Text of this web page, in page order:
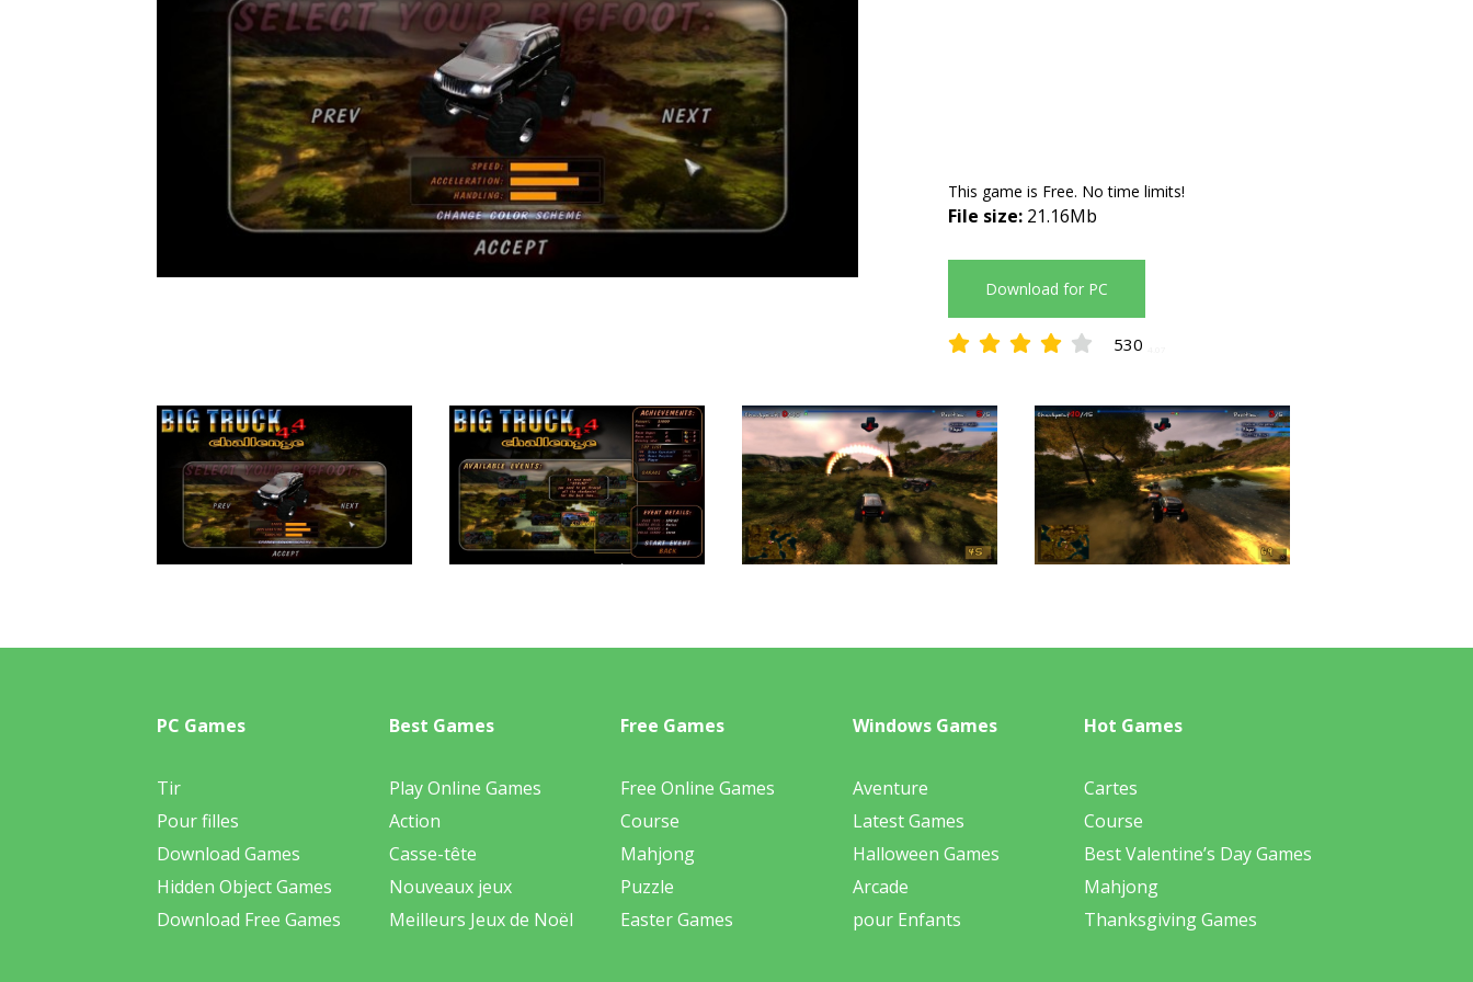
This game is Free. No time limits!
File size: 21.16Mb
Download for PC
530
PC Games
Tir
Pour filles
Download Games
Hidden Object Games
Download Free Games
Best Games
Play Online Games
Action
Casse-tête
Nouveaux jeux
Meilleurs Jeux de Noël
Free Games
Free Online Games
Course
Mahjong
Puzzle
Easter Games
Windows Games
Aventure
Latest Games
Halloween Games
Arcade
pour Enfants
Hot Games
Cartes
Course
Best Valentine’s Day Games
Mahjong
Thanksgiving Games